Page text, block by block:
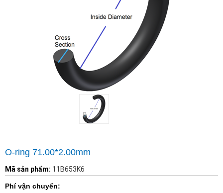
O-ring 71.00*2.00mm
Mã sản phẩm: 11B653K6
Phí vận chuyển: